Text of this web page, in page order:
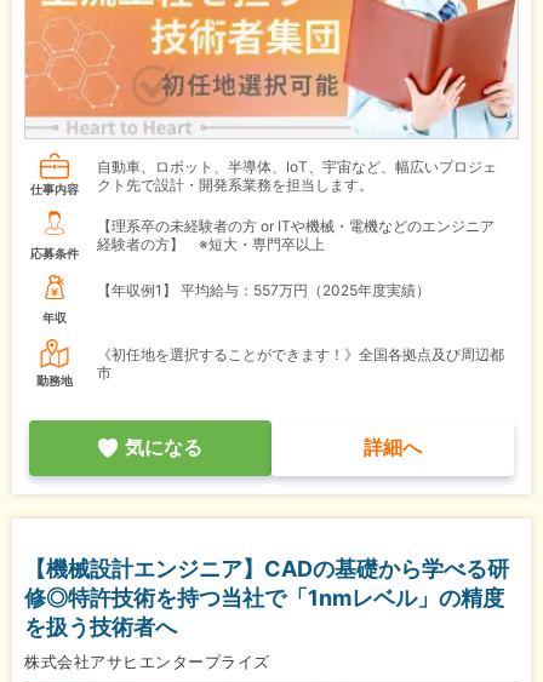
仕事内容
自動車、ロボット、半導体、IoT、宇宙など、幅広いプロジェ
クト先で設計・開発系業務を担当します。
応募条件
【理系卒の未経験者の方 or ITや機械・電機などのエンジニア
経験者の方】 ※短大・専門卒以上
年収
【年収例1】 平均給与：557万円（2025年度実績）
勤務地
《初任地を選択することができます！》全国各拠点及び周辺都
市
気になる 詳細へ
【機械設計エンジニア】CADの基礎から学べる研
修◎特許技術を持つ当社で「1nmレベル」の精度
を扱う技術者へ
株式会社アサヒエンタープライズ